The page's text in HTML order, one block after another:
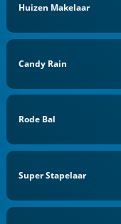
Huizen Makelaar
Candy Rain
Rode Bal
Super Stapelaar